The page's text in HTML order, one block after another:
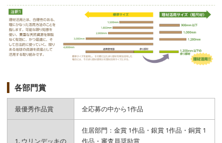
各部門賞
最優秀作品賞 全応募の中から1作品
1. ウリンデッキの
住居部門：金賞 1作品・銀賞 1作品・銅賞 1
作品・審査員奨励賞